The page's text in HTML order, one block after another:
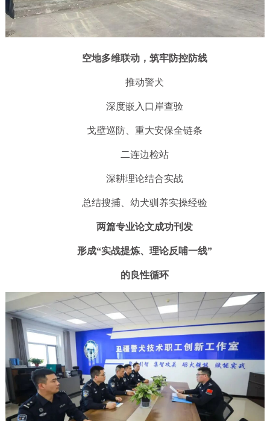
空地多维联动，筑牢防控防线
推动警犬
深度嵌入口岸查验
戈壁巡防、重大安保全链条
二连边检站
深耕理论结合实战
总结搜捕、幼犬驯养实操经验
两篇专业论文成功刊发
形成“实战提炼、理论反哺一线”
的良性循环